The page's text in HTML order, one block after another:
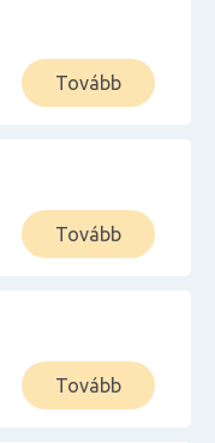
Tovább
Tovább
Tovább